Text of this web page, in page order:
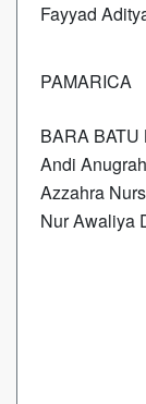
Fayyad
PAMARICA
BARA
Andi
Azzahra
Nur Awaliya